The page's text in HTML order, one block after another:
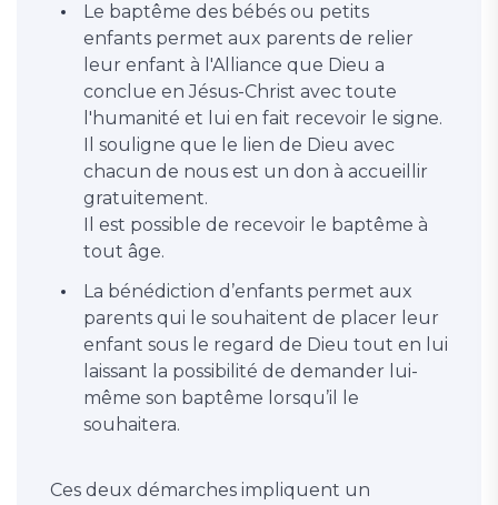
Le baptême des bébés ou petits
enfants permet aux parents de relier
leur enfant à l'Alliance que Dieu a
conclue en Jésus-Christ avec toute
l'humanité et lui en fait recevoir le signe.
Il souligne que le lien de Dieu avec
chacun de nous est un don à accueillir
gratuitement.
Il est possible de recevoir le baptême à
tout âge.
La bénédiction d’enfants permet aux
parents qui le souhaitent de placer leur
enfant sous le regard de Dieu tout en lui
laissant la possibilité de demander lui-
même son baptême lorsqu’il le
souhaitera.
Ces deux démarches impliquent un